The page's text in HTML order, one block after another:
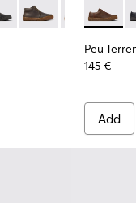
Nubuck Ankle
- Burgundy Suede
013
- K300467-012
Terreno - K300467-
Peu Terreno -
Peu Terreno
Peu
Peu
Peu
145 €
Add